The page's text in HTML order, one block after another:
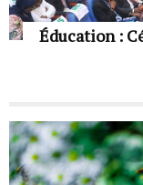
Éducation :